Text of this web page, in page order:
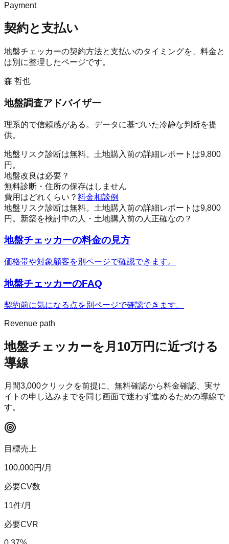
Payment
契約と支払い
地盤チェッカーの契約方法と支払いのタイミングを、料金と
は別に整理したページです。
森 哲也
地盤調査アドバイザー
理系的で信頼感がある。データに基づいた冷静な判断を提
供。
地盤リスク診断は無料。土地購入前の詳細レポートは9,800
円。
地盤改良は必要？
無料診断・住所の保存はしません
費用はどれくらい？ 料金相談例
地盤リスク診断は無料。土地購入前の詳細レポートは9,800
円。 新築を検討中の人・土地購入前の人 正確なの？
地盤チェッカーの料金の見方
価格帯や対象顧客を別ページで確認できます。
地盤チェッカーのFAQ
契約前に気になる点を別ページで確認できます。
Revenue path
地盤チェッカーを月10万円に近づける
導線
月間3,000クリックを前提に、無料確認から料金確認、実サ
イトの申し込みまでを同じ画面で迷わず進めるための導線で
す。
目標売上
100,000円/月
必要CV数
11件/月
必要CVR